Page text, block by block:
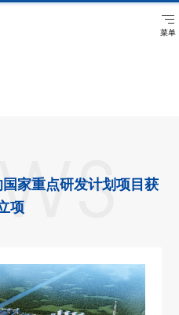
菜单
家重点研发计划项目获
项